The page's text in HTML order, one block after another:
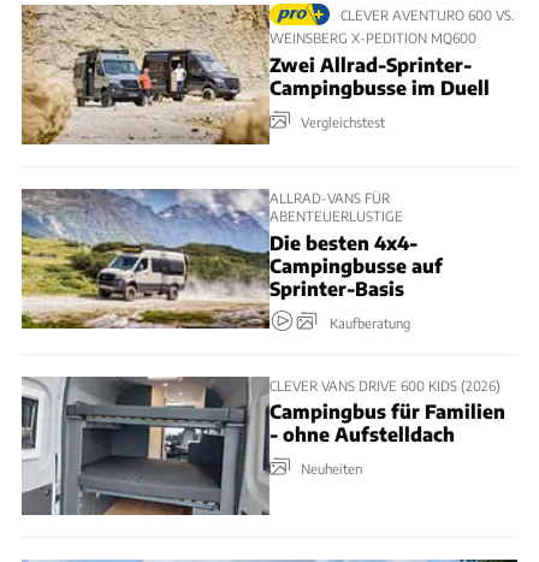
CLEVER AVENTURO 600 VS.
WEINSBERG X-PEDITION MQ600
Zwei Allrad-Sprinter-
Campingbusse im Duell
Vergleichstest
ALLRAD-VANS FÜR
ABENTEUERLUSTIGE
Die besten 4x4-
Campingbusse auf
Sprinter-Basis
Kaufberatung
CLEVER VANS DRIVE 600 KIDS (2026)
Campingbus für Familien
- ohne Aufstelldach
Neuheiten